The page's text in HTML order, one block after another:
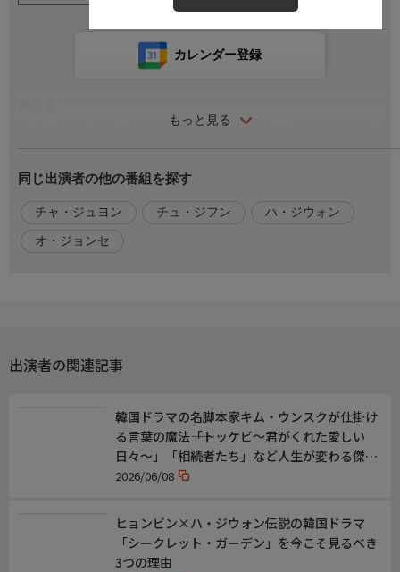
もっと見る
カレンダー登録
チュ・ジフン×ハ・ジウォン「クライマックス」 #7 第7話(字幕
番組内容
テソプは選挙の推薦を手にするが、ヤンミの妨害で後援者が決ま
らず焦り始める。そんな中、テソプはヤンミの元夫であるチャン
代表に目を付ける。一方、次期大統領の擁立にテソプが必要なヤ
【演出】イ・ジウォン
同じ出演者の他の番組を探す
チャ・ジュヨン チュ・ジフン ハ・ジウォン
オ・ジョンセ
出演者の関連記事
韓国ドラマの名脚本家キム・ウンスクが仕掛け
る言葉の魔法――「トッケビ～君がくれた愛しい
日々～」「相続者たち」など人生が変わる傑作
ドラマの名セリフ！
2026/06/08
ヒョンビン×ハ・ジウォン伝説の韓国ドラマ
「シークレット・ガーデン」を今こそ見るべき
3つの理由